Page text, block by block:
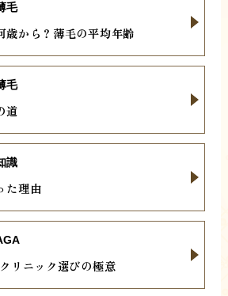
歳から？薄毛の平均年齢
毛
道
毛
た理由
識
リニック選びの極意